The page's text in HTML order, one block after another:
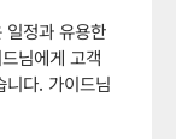
일정과 유용한
님에게 고객
니다. 가이드님